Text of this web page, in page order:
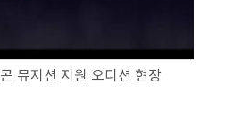
뮤지션 지원 오디션 현장